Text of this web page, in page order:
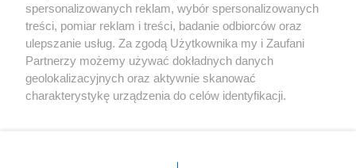
X Facebook Instagram Youtube
spersonalizowanych reklam, wybór spersonalizowanych
treści, pomiar reklam i treści, badanie odbiorców oraz
ulepszanie usług. Za zgodą Użytkownika my i Zaufani
Partnerzy możemy używać dokładnych danych
geolokalizacyjnych oraz aktywnie skanować
charakterystykę urządzenia do celów identyfikacji.
zmienić/wycofać klikając przycisk ustawień prywatności